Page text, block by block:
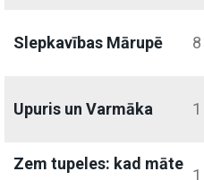
Slepkavības Mārupē 8
Upuris un Varmāka 1
Zem tupeles: kad māte
1